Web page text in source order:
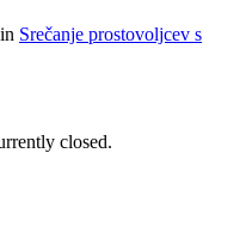
in Srečanje prostovoljcev s
closed.